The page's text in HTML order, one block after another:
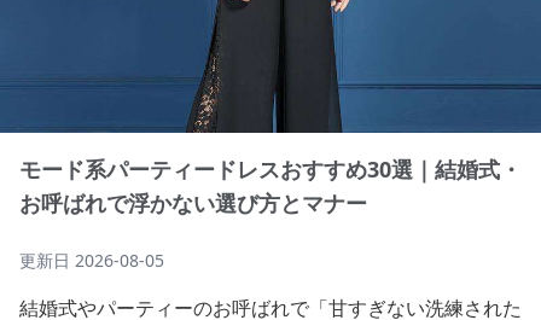
モード系パーティードレスおすすめ30選｜結婚式・
お呼ばれで浮かない選び方とマナー
更新日 2026-08-05
結婚式やパーティーのお呼ばれで「甘すぎない洗練された